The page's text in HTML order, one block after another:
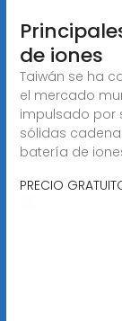
de iones
Taiwán se ha
el mercado
impulsado por
sólidas
batería de
PRECIO